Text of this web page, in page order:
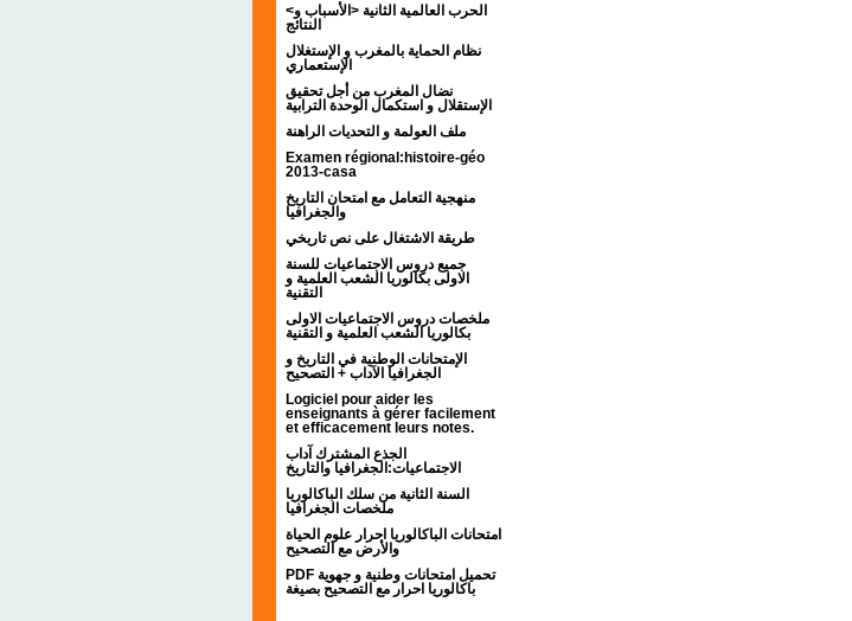
<الحرب العالمية الثانية <الأسباب و
النتائج
نظام الحماية بالمغرب و الإستغلال
الإستعماري
نضال المغرب من أجل تحقيق
الإستقلال و استكمال الوحدة الترابية
ملف العولمة و التحديات الراهنة
Examen régional:histoire-géo
2013-casa
منهجية التعامل مع امتحان التاريخ
والجغرافيا
طريقة الاشتغال على نص تاريخي
جميع دروس الاجتماعيات للسنة
الاولى بكالوريا الشعب العلمية و
التقنية
ملخصات دروس الاجتماعيات الاولى
بكالوريا الشعب العلمية و التقنية
الإمتحانات الوطنية في التاريخ و
الجغرافيا الآداب + التصحيح
Logiciel pour aider les
enseignants à gérer facilement
et efficacement leurs notes.
الجذع المشترك آداب
الاجتماعيات:الجغرافيا والتاريخ
السنة الثانية من سلك الباكالوريا
ملخصات الجغرافيا
امتحانات الباكالوريا احرار علوم الحياة
والأرض مع التصحيح
PDF تحميل امتحانات وطنية و جهوية
باكالوريا احرار مع التصحيح بصيغة